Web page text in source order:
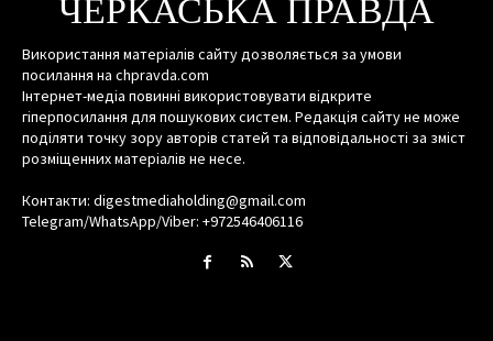
ЧЕРКАСЬКА ПРАВДА
Використання матеріалів сайту дозволяється за умови
посилання на chpravda.com
Інтернет-медіа повинні використовувати відкрите
гіперпосилання для пошукових систем. Редакція сайту не може
поділяти точку зору авторів статей та відповідальності за зміст
розміщенних матеріалів не несе.
Контакти: digestmediaholding@gmail.com
Telegram/WhatsApp/Viber: +972546406116